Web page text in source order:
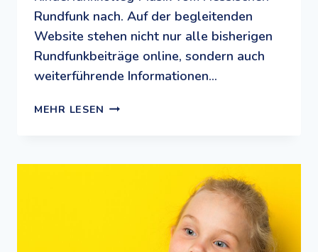
Rundfunk nach. Auf der begleitenden
Website stehen nicht nur alle bisherigen
Rundfunkbeiträge online, sondern auch
weiterführende Informationen…
MEHR LESEN OHREN